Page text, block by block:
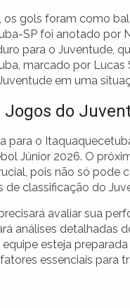
os gols foram como
SP foi anotado por
para o Juventude,
marcado por
em uma
Jogos do
para o
Júnior 2026. O
pois não só
de classificação do
avaliar sua
análises detalhadas
equipe esteja
essenciais para